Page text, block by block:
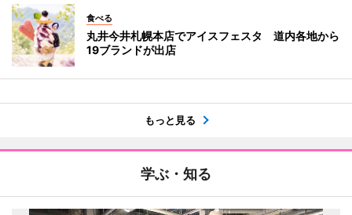
食べる
丸井今井札幌本店でアイスフェスタ 道内各地から
19ブランドが出店
もっと見る
学ぶ・知る